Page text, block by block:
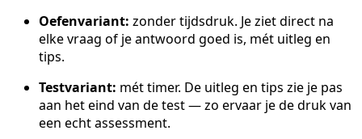
Oefenvariant: zonder tijdsdruk. Je ziet direct na
elke vraag of je antwoord goed is, mét uitleg en
tips.
Testvariant: mét timer. De uitleg en tips zie je pas
aan het eind van de test — zo ervaar je de druk van
een echt assessment.